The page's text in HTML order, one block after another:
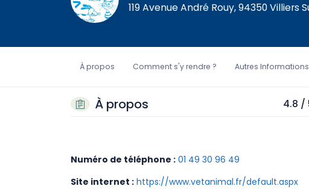
119 Avenue André Rouy, 94350 Villiers
À propos Comment s'y rendre ? Autres Informations
À propos 4.8 /
Numéro de téléphone : 01 49 30 96 49
Site internet : https://www.vetanimal.fr/default.aspx